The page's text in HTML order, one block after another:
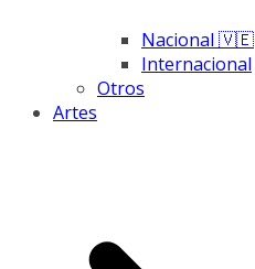
Nacional 🇻🇪
Internacional
Otros
Artes